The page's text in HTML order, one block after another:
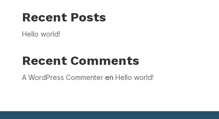
Recent Posts
Hello world!
Recent Comments
A WordPress Commenteren Hello world!